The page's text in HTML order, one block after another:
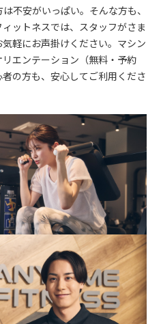
不安がいっぱい。そんな方も、
ットネスでは、スタッフがさま
軽にお声掛けください。マシン
エンテーション（無料・予約
の方も、安心してご利用くださ